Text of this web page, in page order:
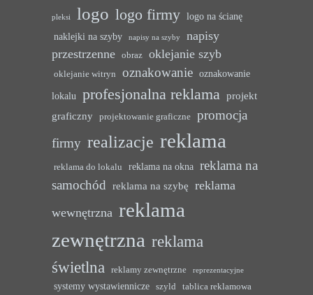
pleksi logo logo firmy logo na ścianę
naklejki na szyby
napisy na szyby
napisy
przestrzenne
obraz oklejanie szyb
oklejanie witryn oznakowanie oznakowanie
lokalu profesjonalna reklama projekt
graficzny
projektowanie graficzne
promocja
firmy realizacje reklama
reklama do lokalu reklama na okna reklama na
samochód reklama na szybę reklama
wewnętrzna reklama
zewnętrzna reklama
świetlna
reklamy zewnętrzne reprezentacyjne
systemy wystawiennicze szyld tablica reklamowa